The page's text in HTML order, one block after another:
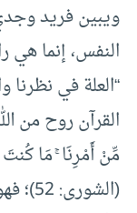
ويبين فريد
النفس، إنما هي
“العلة في
القرآن روح من
مِّنْ أَمْرِنَا ۚ مَا